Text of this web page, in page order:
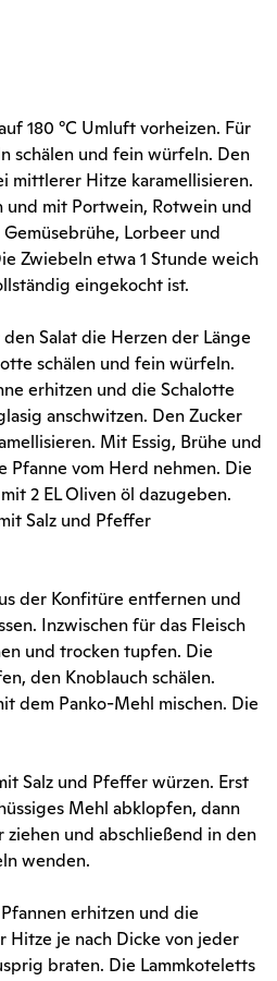
180 °C Umluft vorheizen. Für
schälen und fein würfeln. Den
mittlerer Hitze karamellisieren.
und mit Portwein, Rotwein und
Lorbeer und
Zwiebeln etwa 1 Stunde weich
eingekocht ist.
Salat die Herzen der Länge
schälen und fein würfeln.
erhitzen und die Schalotte
anschwitzen. Den Zucker
Mit Essig, Brühe und
Pfanne vom Herd nehmen. Die
2 EL Oliven öl dazugeben.
Salz und Pfeffer
der Konfitüre entfernen und
Inzwischen für das Fleisch
und trocken tupfen. Die
den Knoblauch schälen.
dem Panko-Mehl mischen. Die
Salz und Pfeffer würzen. Erst
Mehl abklopfen, dann
und abschließend in den
wenden.
erhitzen und die
Hitze je nach Dicke von jeder
braten. Die Lammkoteletts